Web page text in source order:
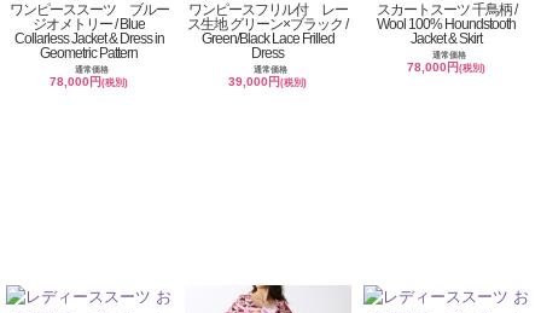
ワンピーススーツ ブルー
ジオメトリー / Blue
Collarless Jacket & Dress in
Geometric Pattern
通常価格
78,000円(税別)
ワンピースフリル付 レー
ス生地 グリーン×ブラック /
Green/Black Lace Frilled
Dress
通常価格
39,000円(税別)
スカートスーツ 千鳥柄 /
Wool 100% Houndstooth
Jacket & Skirt
通常価格
78,000円(税別)